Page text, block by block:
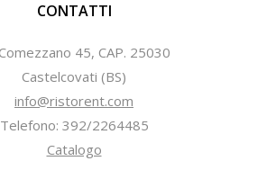
CONTATTI
45, CAP. 25030
Castelcovati (BS)
info@ristorent.com
Telefono: 392/2264485
Catalogo